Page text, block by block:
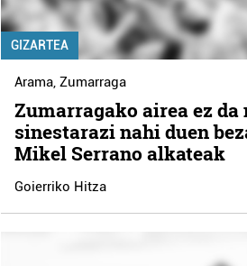
GIZARTEA
Arama,Zumarraga
Zumarragako airea ez
sinestarazi nahi duen
Mikel Serrano alkateak
Goierriko Hitza